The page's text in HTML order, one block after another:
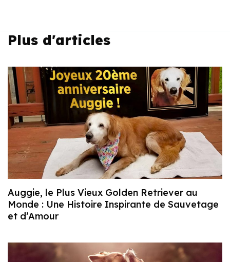
Plus d'articles
Auggie, le Plus Vieux Golden Retriever au
Monde : Une Histoire Inspirante de Sauvetage
et d’Amour